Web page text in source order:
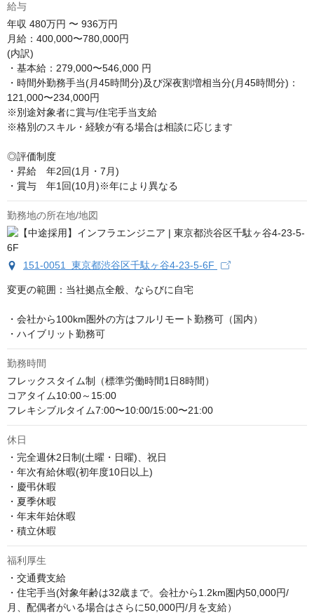
給与
年収 480万円 〜 936万円
月給：400,000〜780,000円
(内訳)
・基本給：279,000〜546,000 円
・時間外勤務手当(月45時間分)及び深夜割増相当分(月45時間分)：
121,000〜234,000円
※別途対象者に賞与/住宅手当支給
※格別のスキル・経験が有る場合は相談に応じます
◎評価制度
・昇給　年2回(1月・7月)
・賞与　年1回(10月)※年により異なる
勤務地の所在地/地図
151-0051 東京都渋谷区千駄ヶ谷4-23-5-6F
変更の範囲：当社拠点全般、ならびに自宅
・会社から100km圏外の方はフルリモート勤務可（国内）
・ハイブリット勤務可
勤務時間
フレックスタイム制（標準労働時間1日8時間）
コアタイム10:00～15:00
フレキシブルタイム7:00〜10:00/15:00〜21:00
休日
・完全週休2日制(土曜・日曜)、祝日
・年次有給休暇(初年度10日以上)
・慶弔休暇
・夏季休暇
・年末年始休暇
・積立休暇
福利厚生
・交通費支給
・住宅手当(対象年齢は32歳まで。会社から1.2km圏内50,000円/
月、配偶者がいる場合はさらに50,000円/月を支給）